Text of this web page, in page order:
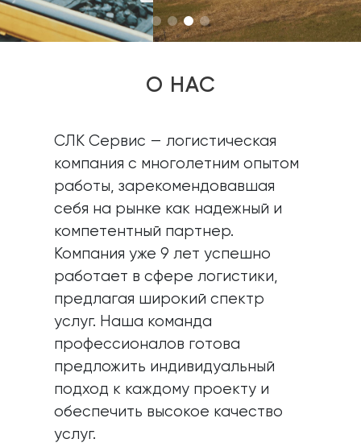
О НАС
СЛК Сервис — логистическая
компания с многолетним опытом
работы, зарекомендовавшая
себя на рынке как надежный и
компетентный партнер.
Компания уже 9 лет успешно
работает в сфере логистики,
предлагая широкий спектр
услуг. Наша команда
профессионалов готова
предложить индивидуальный
подход к каждому проекту и
обеспечить высокое качество
услуг.